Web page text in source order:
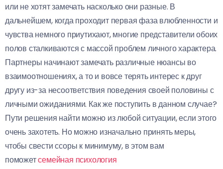
или не хотят замечать насколько они разные. В
дальнейшем, когда проходит первая фаза влюбленности и
чувства немного приутихают, многие представители обоих
полов сталкиваются с массой проблем личного характера.
Партнеры начинают замечать различные нюансы во
взаимоотношениях, а то и вовсе терять интерес к друг
другу из-за несоответствия поведения своей половины с
личными ожиданиями. Как же поступить в данном случае?
Пути решения найти можно из любой ситуации, если этого
очень захотеть. Но можно изначально принять меры,
чтобы свести ссоры к минимуму, в этом вам
поможетсемейная психология